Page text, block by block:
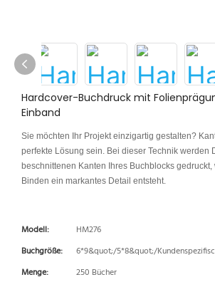
Hardcover-Buchdruck mit
Einband
Sie möchten Ihr Projekt einzigartig gestalten?
perfekte Lösung sein. Bei dieser Technik werden
beschnittenen Kanten Ihres Buchblocks
Binden ein markantes Detail entsteht.
Modell:
HM276
Buchgröße:
6*9&quot;/5*8&quot;/
Menge:
250 Bücher